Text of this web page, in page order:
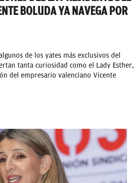
BOLUDA YA NAVEGA POR
de los yates más exclusivos del
tanta curiosidad como el Lady Esther,
del empresario valenciano Vicente